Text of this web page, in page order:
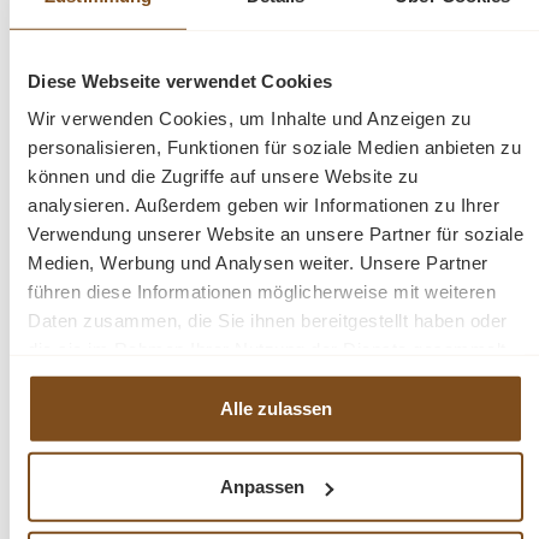
Diese Webseite verwendet Cookies
Wir verwenden Cookies, um Inhalte und Anzeigen zu
personalisieren, Funktionen für soziale Medien anbieten zu
können und die Zugriffe auf unsere Website zu
analysieren. Außerdem geben wir Informationen zu Ihrer
Verwendung unserer Website an unsere Partner für soziale
Medien, Werbung und Analysen weiter. Unsere Partner
führen diese Informationen möglicherweise mit weiteren
Daten zusammen, die Sie ihnen bereitgestellt haben oder
haben.
Alle zulassen
Anpassen
Kleiderschrank - 121 cm breit mit Spiegel"
hochwertiges, zeitloses Möbelstück, welches in Ihrem
Haus einen prägenden Eindruck hinterlässt und eine gute
Figur macht. Dieses Möbelstück vereint auf elegante
Weise Funktionalität und Ästhetik. Er bietet viel
Stauraum hinter zwei Türen, sowie in den drei
Schubladen. Zusätzlich verfügt dieser Schrank über
einen Spiegel an der kleineren Tür. Das Design dieses
Möbelstücks strahlt zeitlose Eleganz aus und passt sich
nahtlos in verschiedene Einrichtungsstile ein. Es ist das
Die Abmessungen ca. Höhe 197 cm/ Breite 121 cm/